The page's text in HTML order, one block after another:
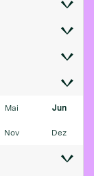
Mai Jun
Nov Dez